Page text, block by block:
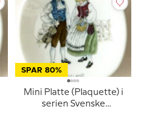
SPAR 80%
Mini Platte (Plaquette) i
serien Svenske